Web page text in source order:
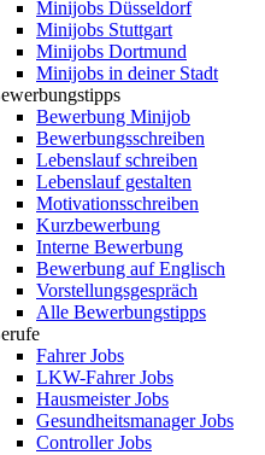
Minijobs Düsseldorf
Minijobs Stuttgart
Minijobs Dortmund
Minijobs in deiner Stadt
Bewerbung Minijob
Bewerbungsschreiben
Lebenslauf schreiben
Lebenslauf gestalten
Motivationsschreiben
Kurzbewerbung
Interne Bewerbung
Bewerbung auf Englisch
Vorstellungsgespräch
Alle Bewerbungstipps
Fahrer Jobs
LKW-Fahrer Jobs
Hausmeister Jobs
Gesundheitsmanager Jobs
Controller Jobs